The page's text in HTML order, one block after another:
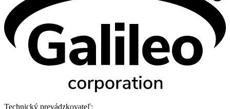
Technický prevádzkovateľ: